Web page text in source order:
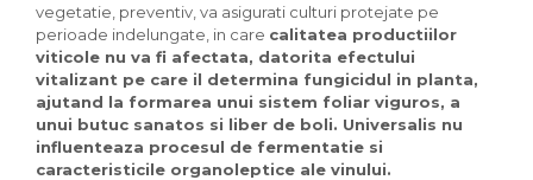
vegetatie, preventiv, va asigurati culturi protejate pe
perioade indelungate, in care calitatea productiilor
viticole nu va fi afectata, datorita efectului
vitalizant pe care il determina fungicidul in planta,
ajutand la formarea unui sistem foliar viguros, a
unui butuc sanatos si liber de boli. Universalis nu
influenteaza procesul de fermentatie si
caracteristicile organoleptice ale vinului.